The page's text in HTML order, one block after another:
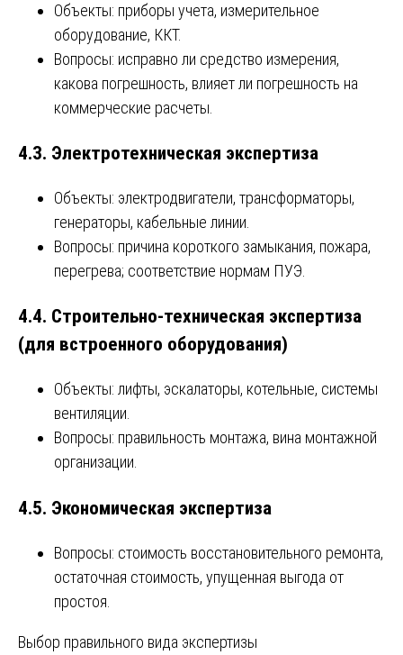
Объекты: приборы учета, измерительное
оборудование, ККТ.
Вопросы: исправно ли средство измерения,
какова погрешность, влияет ли погрешность на
коммерческие расчеты.
4.3. Электротехническая экспертиза
Объекты: электродвигатели, трансформаторы,
генераторы, кабельные линии.
Вопросы: причина короткого замыкания, пожара,
перегрева; соответствие нормам ПУЭ.
4.4. Строительно-техническая экспертиза
(для встроенного оборудования)
Объекты: лифты, эскалаторы, котельные, системы
вентиляции.
Вопросы: правильность монтажа, вина монтажной
организации.
4.5. Экономическая экспертиза
Вопросы: стоимость восстановительного ремонта,
остаточная стоимость, упущенная выгода от
простоя.
Выбор правильного вида экспертизы